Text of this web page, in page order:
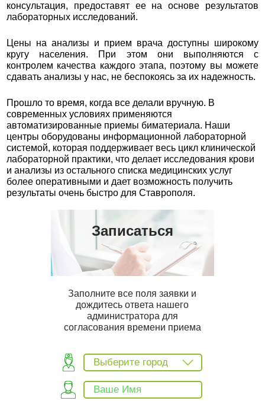
консультация, предоставят ее на основе результатов
лабораторных исследований.
Цены на анализы и прием врача доступны широкому
кругу населения. При этом они выполняются с
контролем качества каждого этапа, поэтому вы можете
сдавать анализы у нас, не беспокоясь за их надежность.
Прошло то время, когда все делали вручную. В
современных условиях применяются
автоматизированные приемы биматериала. Наши
центры оборудованы информационной лабораторной
системой, которая поддерживает весь цикл клинической
лабораторной практики, что делает исследования крови
и анализы из остального списка медицинских услуг
более оперативными и дает возможность получить
результаты очень быстро для Ставрополя.
Записаться
Заполните все поля заявки и
дождитесь ответа нашего
администратора для
согласования времени приема
Выберите город